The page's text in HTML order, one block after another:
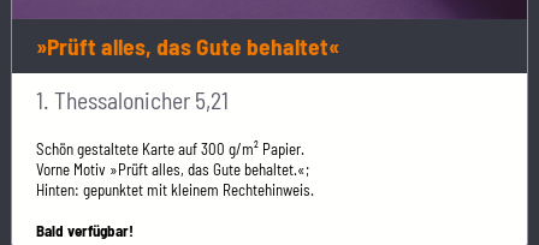
»Prüft alles, das Gute behaltet«
1. Thessalonicher 5,21
Schön gestaltete Karte auf 300 g/m² Papier.
Vorne Motiv »Prüft alles, das Gute behaltet.«;
Hinten: gepunktet mit kleinem Rechtehinweis.
Bald verfügbar!